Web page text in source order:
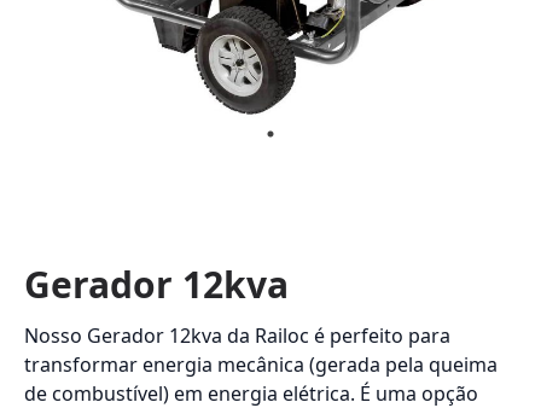
Gerador 12kva
Nosso Gerador 12kva da Railoc é perfeito para
transformar energia mecânica (gerada pela queima
de combustível) em energia elétrica. É uma opção